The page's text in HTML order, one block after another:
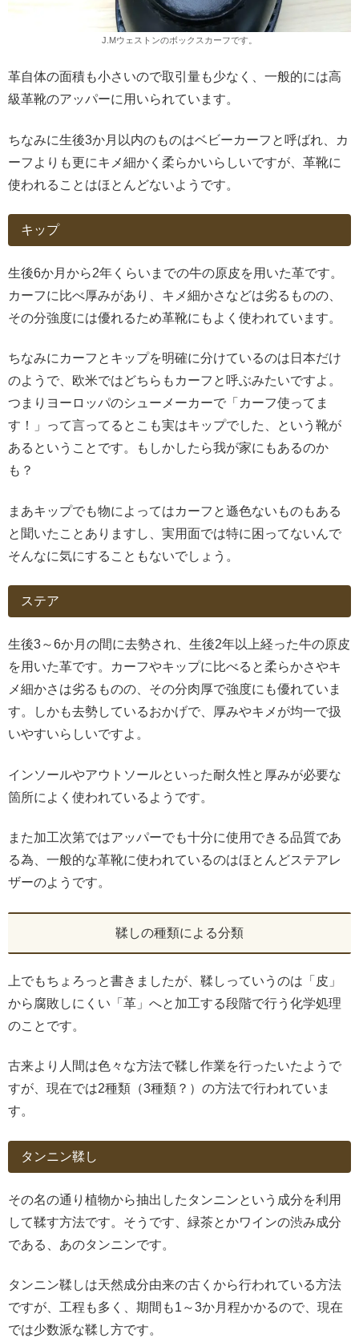
J.Mウェストンのボックスカーフです。
革自体の面積も小さいので取引量も少なく、一般的には高
級革靴のアッパーに用いられています。
ちなみに生後3か月以内のものはベビーカーフと呼ばれ、カ
ーフよりも更にキメ細かく柔らかいらしいですが、革靴に
使われることはほとんどないようです。
キップ
生後6か月から2年くらいまでの牛の原皮を用いた革です。
カーフに比べ厚みがあり、キメ細かさなどは劣るものの、
その分強度には優れるため革靴にもよく使われています。
ちなみにカーフとキップを明確に分けているのは日本だけ
のようで、欧米ではどちらもカーフと呼ぶみたいですよ。
つまりヨーロッパのシューメーカーで「カーフ使ってま
す！」って言ってるとこも実はキップでした、という靴が
あるということです。もしかしたら我が家にもあるのか
も？
まあキップでも物によってはカーフと遜色ないものもある
と聞いたことありますし、実用面では特に困ってないんで
そんなに気にすることもないでしょう。
ステア
生後3～6か月の間に去勢され、生後2年以上経った牛の原皮
を用いた革です。カーフやキップに比べると柔らかさやキ
メ細かさは劣るものの、その分肉厚で強度にも優れていま
す。しかも去勢しているおかげで、厚みやキメが均一で扱
いやすいらしいですよ。
インソールやアウトソールといった耐久性と厚みが必要な
箇所によく使われているようです。
また加工次第ではアッパーでも十分に使用できる品質であ
る為、一般的な革靴に使われているのはほとんどステアレ
ザーのようです。
鞣しの種類による分類
上でもちょろっと書きましたが、鞣しっていうのは「皮」
から腐敗しにくい「革」へと加工する段階で行う化学処理
のことです。
古来より人間は色々な方法で鞣し作業を行ったいたようで
すが、現在では2種類（3種類？）の方法で行われていま
す。
タンニン鞣し
その名の通り植物から抽出したタンニンという成分を利用
して鞣す方法です。そうです、緑茶とかワインの渋み成分
である、あのタンニンです。
タンニン鞣しは天然成分由来の古くから行われている方法
ですが、工程も多く、期間も1～3か月程かかるので、現在
では少数派な鞣し方です。